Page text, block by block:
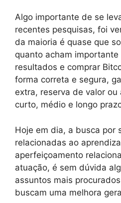
Algo importante de se
recentes pesquisas, foi
da maioria é quase que
quanto acham
resultados e comprar
forma correta e segura,
extra, reserva de valor ou
curto, médio e longo
Hoje em dia, a busca por
relacionadas ao
aperfeiçoamento
atuação, é sem dúvida
assuntos mais
buscam uma melhora